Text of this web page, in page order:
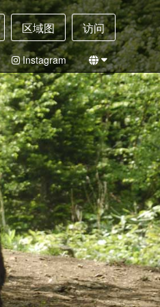
区域图 访问
Instagram
日本
英语